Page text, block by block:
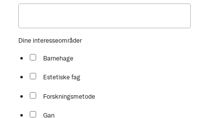
Dine interesseområder
Barnehage
Estetiske fag
Forskningsmetode
Gan